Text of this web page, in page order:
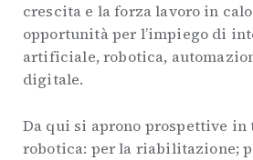
crescita e la forza lavoro in
opportunità per l’impiego di
artificiale, robotica,
digitale.
Da qui si aprono prospettive
robotica: per la riabilitazione;